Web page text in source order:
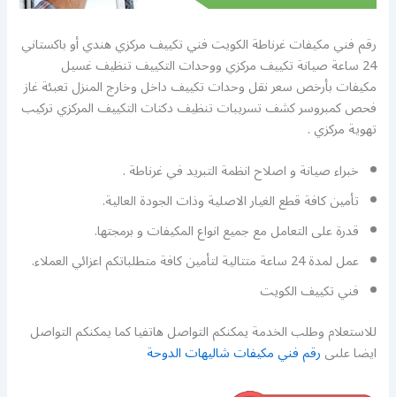
رقم فني مكيفات غرناطة الكويت فني تكييف مركزي هندي أو باكستاني
24 ساعة صيانة تكييف مركزي ووحدات التكييف تنظيف غسيل
مكيفات بأرخص سعر نقل وحدات تكييف داخل وخارج المنزل تعبئة غاز
فحص كمبروسر كشف تسريبات تنظيف دكتات التكييف المركزي تركيب
تهوية مركزي .
خبراء صيانة و اصلاح انظمة التبريد في غرناطة .
تأمين كافة قطع الغيار الاصلية وذات الجودة العالية.
قدرة على التعامل مع جميع انواع المكيفات و برمجتها.
عمل لمدة 24 ساعة متتالية لتأمين كافة متطلباتكم اعزائي العملاء.
فني تكييف الكويت
للاستعلام وطلب الخدمة يمكنكم التواصل هاتفيا كما يمكنكم التواصل
ايضا علىىرقم فني مكيفات شاليهات الدوحة